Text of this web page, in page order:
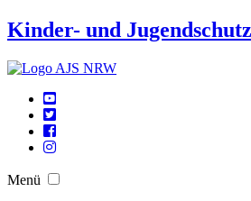
Kinder- und
Menü